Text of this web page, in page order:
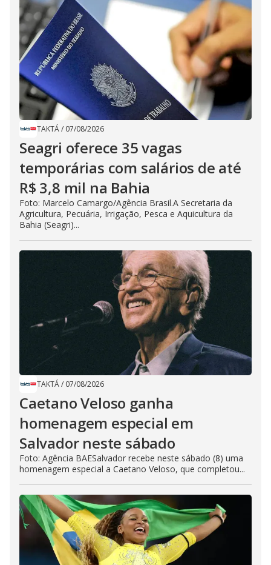
TAKTÁ/ 07/08/2026
Seagri oferece 35 vagas
temporárias com salários de até
R$ 3,8 mil na Bahia
Foto: Marcelo Camargo/Agência Brasil.A Secretaria da
Agricultura, Pecuária, Irrigação, Pesca e Aquicultura da
Bahia (Seagri)...
TAKTÁ/ 07/08/2026
Caetano Veloso ganha
homenagem especial em
Salvador neste sábado
Foto: Agência BAESalvador recebe neste sábado (8) uma
homenagem especial a Caetano Veloso, que completou...